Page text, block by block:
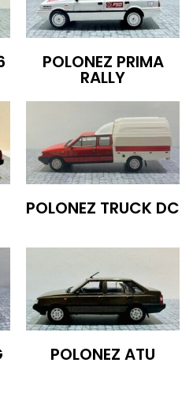
POLONEZ PRIMA
RALLY
POLONEZ TRUCK DC
POLONEZ ATU